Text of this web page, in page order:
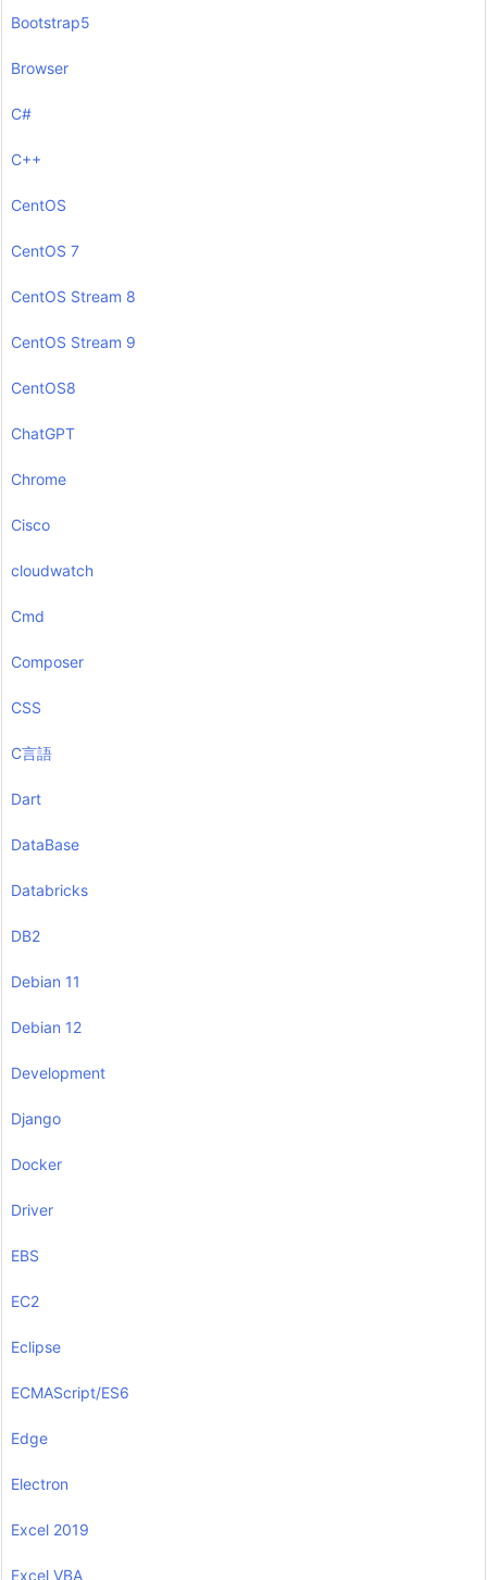
Bootstrap5
Browser
C#
C++
CentOS
CentOS 7
CentOS Stream 8
CentOS Stream 9
CentOS8
ChatGPT
Chrome
Cisco
cloudwatch
Cmd
Composer
CSS
C言語
Dart
DataBase
Databricks
DB2
Debian 11
Debian 12
Development
Django
Docker
Driver
EBS
EC2
Eclipse
ECMAScript/ES6
Edge
Electron
Excel 2019
Excel VBA